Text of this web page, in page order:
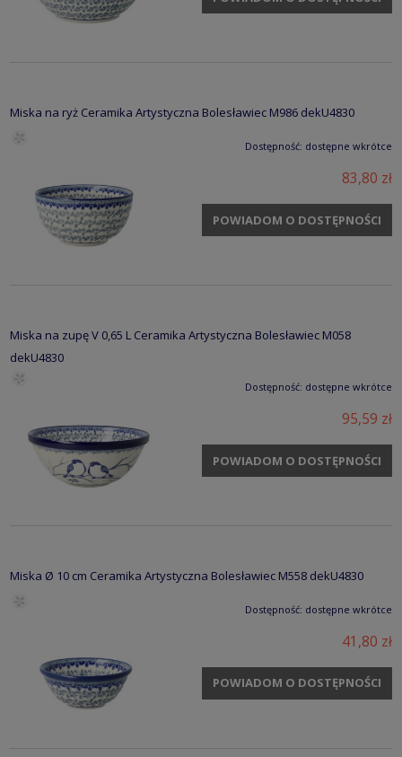
Miska na ryż Ceramika Artystyczna Bolesławiec M986 dekU4830
Dostępność: dostępne wkrótce
83,80 zł
POWIADOM O DOSTĘPNOŚCI
Miska na zupę V 0,65 L Ceramika Artystyczna Bolesławiec M058
dekU4830
Dostępność: dostępne wkrótce
95,59 zł
POWIADOM O DOSTĘPNOŚCI
Miska Ø 10 cm Ceramika Artystyczna Bolesławiec M558 dekU4830
Dostępność: dostępne wkrótce
41,80 zł
POWIADOM O DOSTĘPNOŚCI